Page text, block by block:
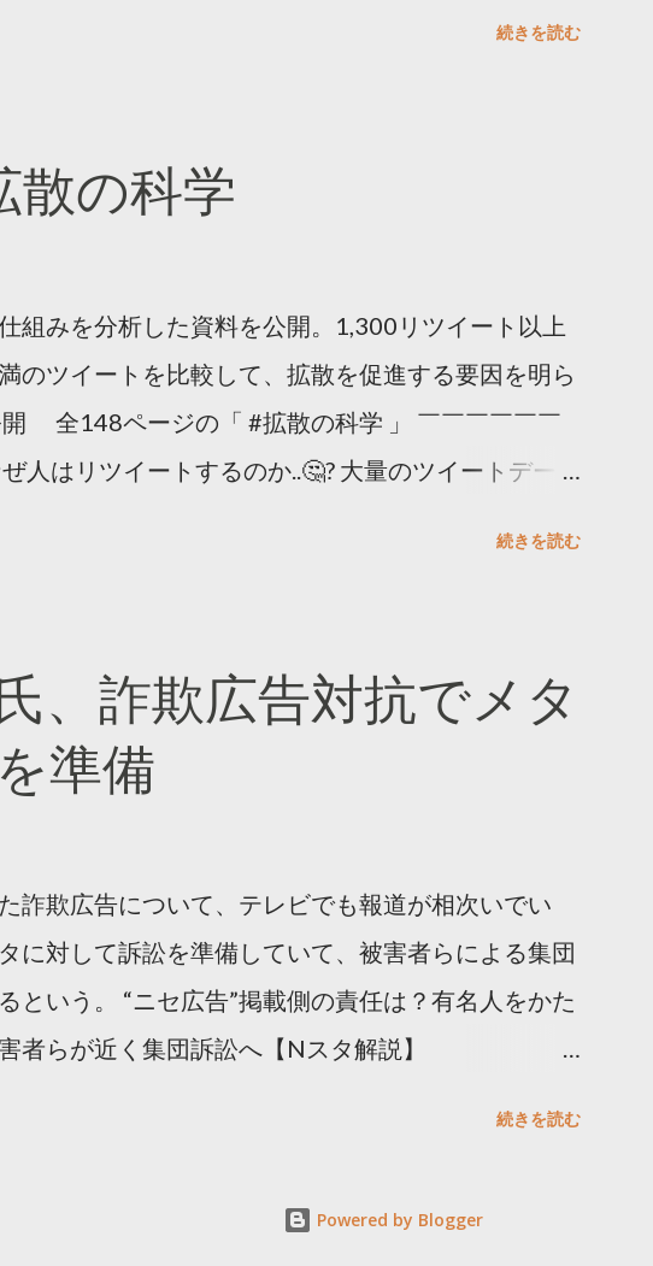
続きを読む
散の科学
組みを分析した資料を公開。1,300リツイート以上
のツイートを比較して、拡散を促進する要因を明ら
開 全148ページの「 #拡散の科学 」 ￣￣￣￣￣￣
人はリツイートするのか..🤔? 大量のツイートデータ
ja/insights/kakusan
続きを読む
、詐欺広告対抗でメタ
準備
詐欺広告について、テレビでも報道が相次いでい
に対して訴訟を準備していて、被害者らによる集団
という。 “ニセ広告”掲載側の責任は？有名人をかた
らが近く集団訴訟へ【Nスタ解説】
氏 メタを訴える準備 https://txbiz.tv-
続きを読む
Powered by Blogger